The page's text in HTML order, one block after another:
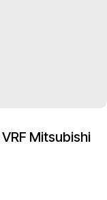
Mitsubishi